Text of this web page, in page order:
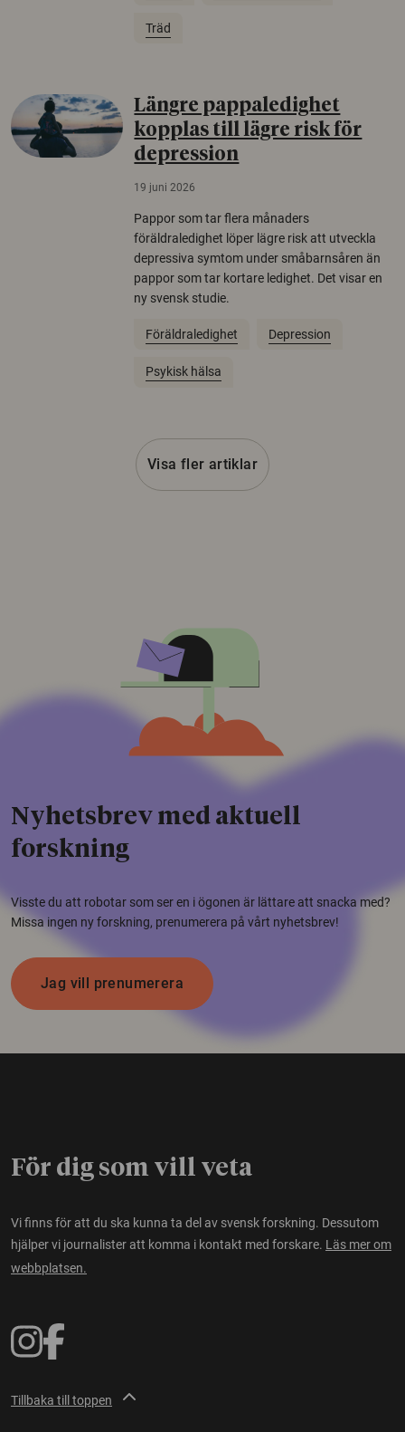
Träd
Längre pappaledighet
kopplas till lägre risk för
depression
19 juni 2026
Pappor som tar flera månaders
föräldraledighet löper lägre risk att utveckla
depressiva symtom under småbarnsåren än
pappor som tar kortare ledighet. Det visar en
ny svensk studie.
Föräldraledighet Depression
Psykisk hälsa
Visa fler artiklar
Nyhetsbrev med aktuell
forskning
Visste du att robotar som ser en i ögonen är lättare att snacka med?
Missa ingen ny forskning, prenumerera på vårt nyhetsbrev!
Jag vill prenumerera
För dig som vill veta
Vi finns för att du ska kunna ta del av svensk forskning. Dessutom
hjälper vi journalister att komma i kontakt med forskare. Läs mer om
webbplatsen.
Tillbaka till toppen